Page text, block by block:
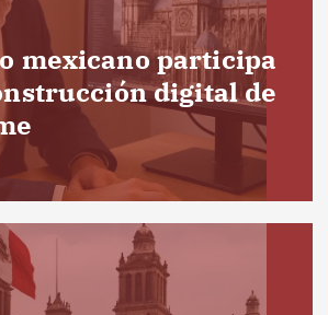
mexicano participa
digital de